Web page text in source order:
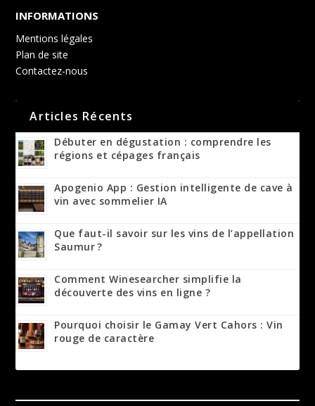
INFORMATIONS
Mentions légales
Plan de site
Contactez-nous
Articles Récents
Débuter en dégustation : comprendre les
régions et cépages français
Apogenio App : Gestion intelligente de cave à
vin avec sommelier IA
Que faut-il savoir sur les vins de l’appellation
Saumur ?
Comment Winesearcher simplifie la
découverte des vins en ligne ?
Pourquoi choisir le Gamay Vert Cahors : Vin
rouge de caractère